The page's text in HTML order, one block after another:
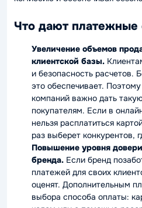
Что дают платежные
Увеличение объемов
клиентской базы.
и безопасность расчетов.
это обеспечивает.
компаний важно дать
покупателям. Если в
нельзя расплатиться
раз выберет конкурентов,
Повышение уровня
бренда. Если бренд
платежей для своих
оценят. Дополнительным
выбора способа оплаты: